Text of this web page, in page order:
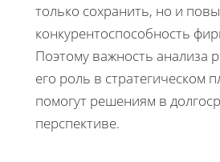
только сохранить, но и
конкурентоспособность
Поэтому важность анализа
его роль в стратегическом
помогут решениям в
перспективе.